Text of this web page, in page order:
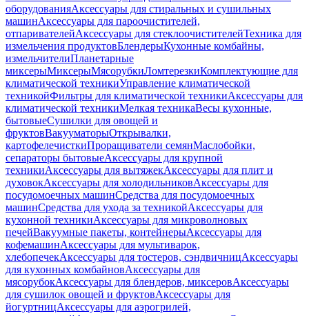
оборудованияАксессуары для стиральных и сушильных
машинАксессуары для пароочистителей,
отпаривателейАксессуары для стеклоочистителейТехника для
измельчения продуктовБлендерыКухонные комбайны,
измельчителиПланетарные
миксерыМиксерыМясорубкиЛомтерезкиКомплектующие для
климатической техникиУправление климатической
техникойФильтры для климатической техникиАксессуары для
климатической техникиМелкая техникаВесы кухонные,
бытовыеСушилки для овощей и
фруктовВакууматорыОткрывалки,
картофелечисткиПроращиватели семянМаслобойки,
сепараторы бытовыеАксессуары для крупной
техникиАксессуары для вытяжекАксессуары для плит и
духовокАксессуары для холодильниковАксессуары для
посудомоечных машинСредства для посудомоечных
машинСредства для ухода за техникойАксессуары для
кухонной техникиАксессуары для микроволновых
печейВакуумные пакеты, контейнерыАксессуары для
кофемашинАксессуары для мультиварок,
хлебопечекАксессуары для тостеров, сэндвичницАксессуары
для кухонных комбайновАксессуары для
мясорубокАксессуары для блендеров, миксеровАксессуары
для сушилок овощей и фруктовАксессуары для
йогуртницАксессуары для аэрогрилей,